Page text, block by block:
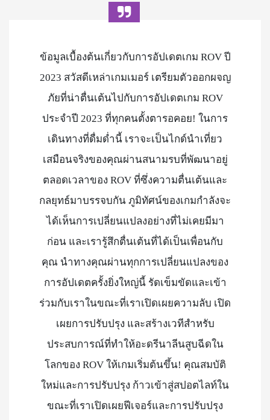
ข้อมูลเบื้องต้นเกี่ยวกับการอัปเดตเกม ROV ปี
2023 สวัสดีเหล่าเกมเมอร์ เตรียมตัวออกผจญ
ภัยที่น่าตื่นเต้นไปกับการอัปเดตเกม ROV
ประจำปี 2023 ที่ทุกคนตั้งตารอคอย! ในการ
เดินทางที่ดื่มด่ำนี้ เราจะเป็นไกด์นำเที่ยว
เสมือนจริงของคุณผ่านสนามรบที่พัฒนาอยู่
ตลอดเวลาของ ROV ที่ซึ่งความตื่นเต้นและ
กลยุทธ์มาบรรจบกัน ภูมิทัศน์ของเกมกำลังจะ
ได้เห็นการเปลี่ยนแปลงอย่างที่ไม่เคยมีมา
ก่อน และเรารู้สึกตื่นเต้นที่ได้เป็นเพื่อนกับ
คุณ นำทางคุณผ่านทุกการเปลี่ยนแปลงของ
การอัปเดตครั้งยิ่งใหญ่นี้ รัดเข็มขัดและเข้า
ร่วมกับเราในขณะที่เราเปิดเผยความลับ เปิด
เผยการปรับปรุง และสร้างเวทีสำหรับ
ประสบการณ์ที่ทำให้อะดรีนาลีนสูบฉีดใน
โลกของ ROV ให้เกมเริ่มต้นขึ้น! คุณสมบัติ
ใหม่และการปรับปรุง ก้าวเข้าสู่สปอตไลท์ใน
ขณะที่เราเปิดเผยฟีเจอร์และการปรับปรุง